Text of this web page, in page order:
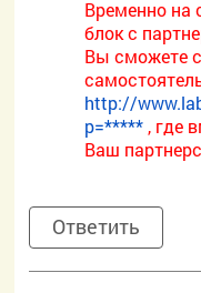
Временно на
блок с
Вы сможете
http://
p=***** , где
Ваш
Ответить